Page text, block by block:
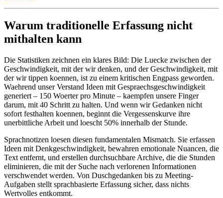
Warum traditionelle Erfassung nicht
mithalten kann
Die Statistiken zeichnen ein klares Bild: Die Luecke zwischen der
Geschwindigkeit, mit der wir denken, und der Geschwindigkeit, mit
der wir tippen koennen, ist zu einem kritischen Engpass geworden.
Waehrend unser Verstand Ideen mit Gespraechsgeschwindigkeit
generiert – 150 Woerter pro Minute – kaempfen unsere Finger
darum, mit 40 Schritt zu halten. Und wenn wir Gedanken nicht
sofort festhalten koennen, beginnt die Vergessenskurve ihre
unerbittliche Arbeit und loescht 50% innerhalb der Stunde.
Sprachnotizen loesen diesen fundamentalen Mismatch. Sie erfassen
Ideen mit Denkgeschwindigkeit, bewahren emotionale Nuancen, die
Text entfernt, und erstellen durchsuchbare Archive, die die Stunden
eliminieren, die mit der Suche nach verlorenen Informationen
verschwendet werden. Von Duschgedanken bis zu Meeting-
Aufgaben stellt sprachbasierte Erfassung sicher, dass nichts
Wertvolles entkommt.